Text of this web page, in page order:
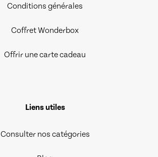
Conditions générales
Coffret Wonderbox
Offrir une carte cadeau
Liens utiles
Consulter nos catégories